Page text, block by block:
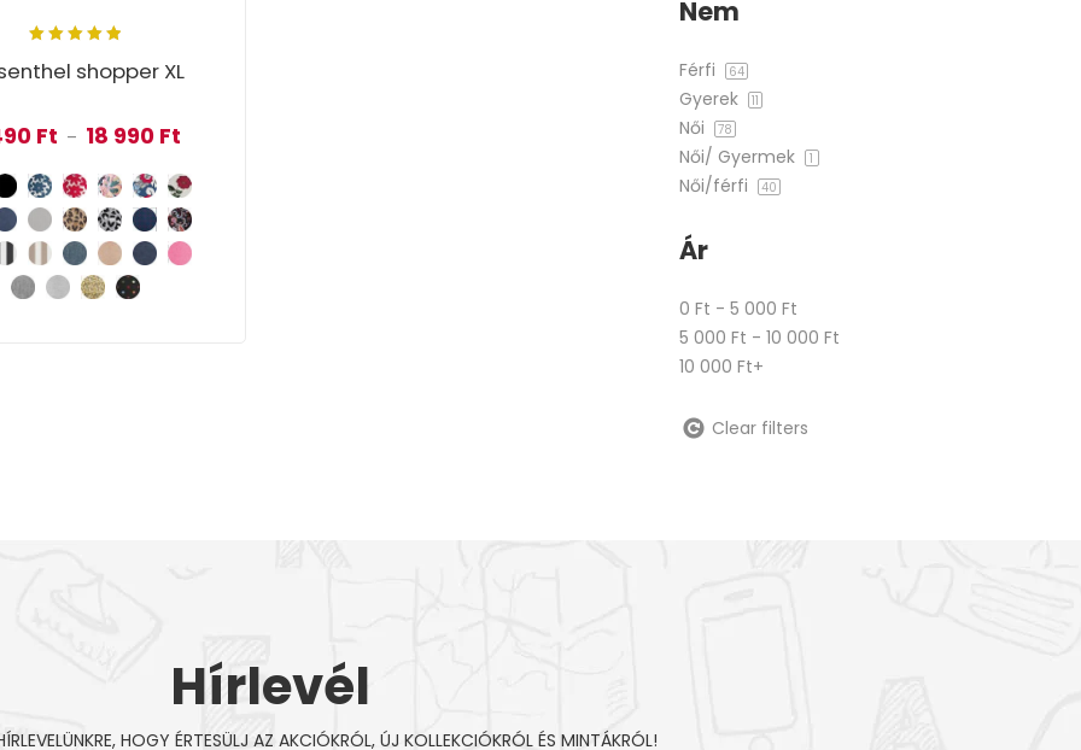
39 990 Ft
5.00
out
of 5shopper XL
Ft – 18 990 FtÁrtartomány: 7 490 Ft - 18 990 Ft
Nem
Férfi 64
Gyerek 11
Női 78
Női/ Gyermek 1
Női/férfi 40
Ár
0 Ft - 5 000 Ft
5 000 Ft - 10 000 Ft
10 000 Ft+
Clear filters
Hírlevél
HOGY ÉRTESÜLJ AZ AKCIÓKRÓL, ÚJ KOLLEKCIÓKRÓL ÉS MINTÁKRÓL!